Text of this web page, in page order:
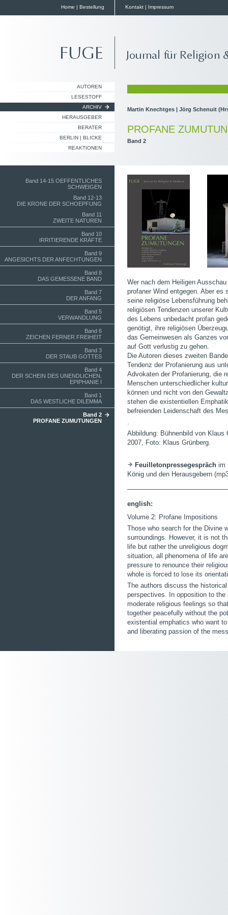
Home | Bestellung Kontakt | Impressum
AUTOREN
LESESTOFF
ARCHIV
HERAUSGEBER
BERATER
BERLIN | BLICKE
REAKTIONEN
Martin Knechtges | Jörg Schenuit
PROFANE
Band 2
Band 14-15 OEFFENTLICHES
SCHWEIGEN
Band 12-13
DIE KRONE DER SCHOEPFUNG
Band 11
ZWEITE NATUREN
Band 10
IRRITIERENDE KRÄFTE
Band 9
ANGESICHTS DER ANFECHTUNGEN
Band 8
DAS GEMESSENE BAND
Band 7
DER ANFANG
Band 5
VERWANDLUNG
Band 6
ZEICHEN FERNER FREIHEIT
Band 3
DER STAUB GOTTES
Band 4
DER SCHEIN DES UNENDLICHEN.
EPIPHANIE I
Band 1
DAS WESTLICHE DILEMMA
Band 2
PROFANE ZUMUTUNGEN
Wer nach dem Heiligen
profaner Wind entgegen. Aber
seine religiöse Lebensführung
religiösen Tendenzen unserer
des Lebens unbedacht profan
genötigt, ihre religiösen
das Gemeinwesen als Ganzes
auf Gott verlustig zu gehen.
Die Autoren dieses zweiten
Tendenz der Profanierung aus
Advokaten der Profanierung, die
Menschen unterschiedlicher
können und nicht von den
stehen die existentiellen
befreienden Leidenschaft des
.
Abbildung: Bühnenbild von Klaus
2007, Foto: Klaus Grünberg.
Feuilletonpressegespräch im
König und den Herausgebern
english:
Volume 2: Profane Impositions
Those who search for the Divine
surroundings. However, it is not
life but rather the unreligious
situation, all phenomena of life
pressure to renounce their
whole is forced to lose its
The authors discuss the
perspectives. In opposition to
moderate religious feelings so
together peacefully without the
existential emphatics who want
and liberating passion of the